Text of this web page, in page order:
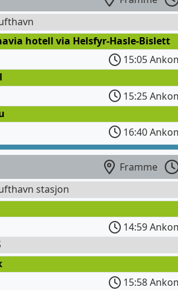
hotell via Helsfyr-Hasle-Bislett
15:05
15:25
16:40
Framme
stasjon
14:59
15:58